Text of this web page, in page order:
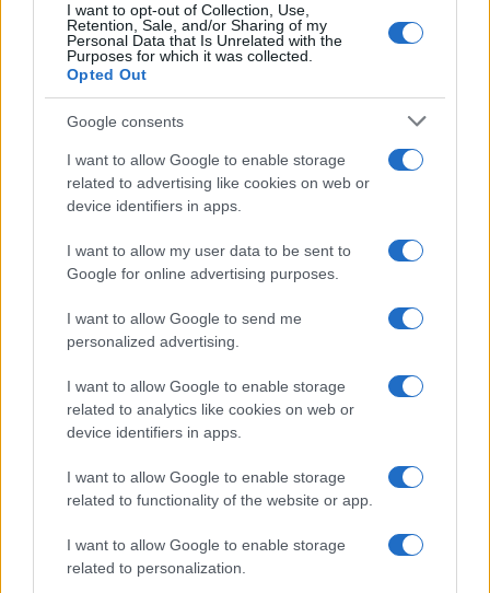
I want to opt-out of Collection, Use,
Retention, Sale, and/or Sharing of my
Personal Data that Is Unrelated with the
Purposes for which it was collected.
Opted Out
Google consents
I want to allow Google to enable storage
related to advertising like cookies on web or
device identifiers in apps.
I want to allow my user data to be sent to
Google for online advertising purposes.
I want to allow Google to send me
personalized advertising.
I want to allow Google to enable storage
related to analytics like cookies on web or
device identifiers in apps.
I want to allow Google to enable storage
related to functionality of the website or app.
I want to allow Google to enable storage
related to personalization.
Continua a leggere
RECENSIONI TECH
elettriche
Andrea Conforti · 8 Ago 2026